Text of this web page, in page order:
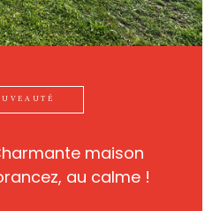
maison
au calme !